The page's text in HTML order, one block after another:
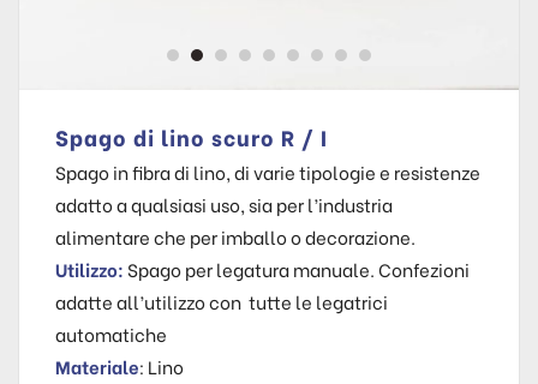
Spago di lino scuro R / I
Spago in fibra di lino, di varie tipologie e resistenze
adatto a qualsiasi uso, sia per l’industria
alimentare che per imballo o decorazione.
Utilizzo: Spago per legatura manuale. Confezioni
adatte all’utilizzo con tutte le legatrici
automatiche
Materiale: Lino